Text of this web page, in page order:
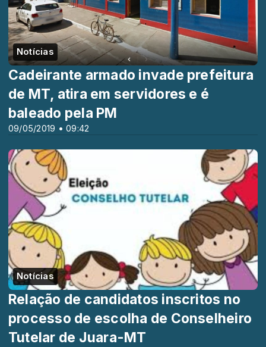
Notícias
09/05/2019 • 09:42
Cadeirante armado invade prefeitura
de MT, atira em servidores e é
baleado pela PM
Notícias
Relação de candidatos inscritos no
processo de escolha de Conselheiro
Tutelar de Juara-MT